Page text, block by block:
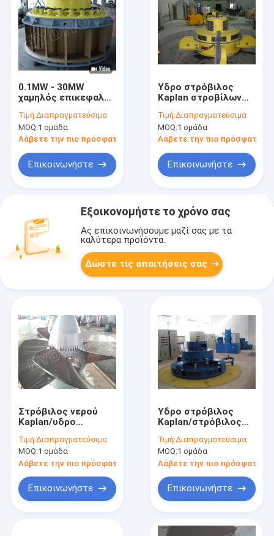
0.1MW - 30MW
χαμηλός επικεφαλής
Kaplan/στρόβιλος
νερού Kaplan με τις
σταθερές λεπίδες
Τιμή:Διαπραγματεύσιμα
MOQ:1 ομάδα
Λάβετε την πιο πρόσφατη τιμή
Επικοινωνήστε
Υδρο στρόβιλος
Kaplan στροβίλων
στρόβιλος νερού
Kaplan για το
μανομετρικό ύψος
πρόγραμμα
υδρενέργειας 2m -
Τιμή:Διαπραγματεύσιμα
MOQ:1 ομάδα
Λάβετε την πιο πρόσφατη
Επικοινωνήστε
Εξοικονομήστε το χρόνο σας
Ας επικοινωνήσουμε μαζί σας με τα
καλύτερα προϊόντα.
Δώστε τις απαιτήσεις σας
Στρόβιλος νερού
Kaplan/υδρο
τη Synchro
γεννήτρια για τους
σταθμούς
υδρενέργειας
Τιμή:Διαπραγματεύσιμα
MOQ:1 ομάδα
Λάβετε την πιο πρόσφατη τιμή
Επικοινωνήστε
Υδρο στρόβιλος
Kaplan/στρόβιλος
Τιμή:Διαπραγματεύσιμα
MOQ:1 ομάδα
Λάβετε την πιο πρόσφατη
Επικοινωνήστε